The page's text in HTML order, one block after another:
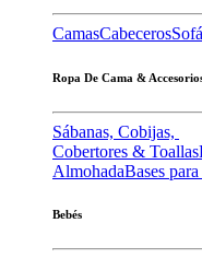
CamasCabeceros
Ropa De Cama &
Sábanas, Cobijas,
Cobertores & Toallas
AlmohadaBases
Bebés